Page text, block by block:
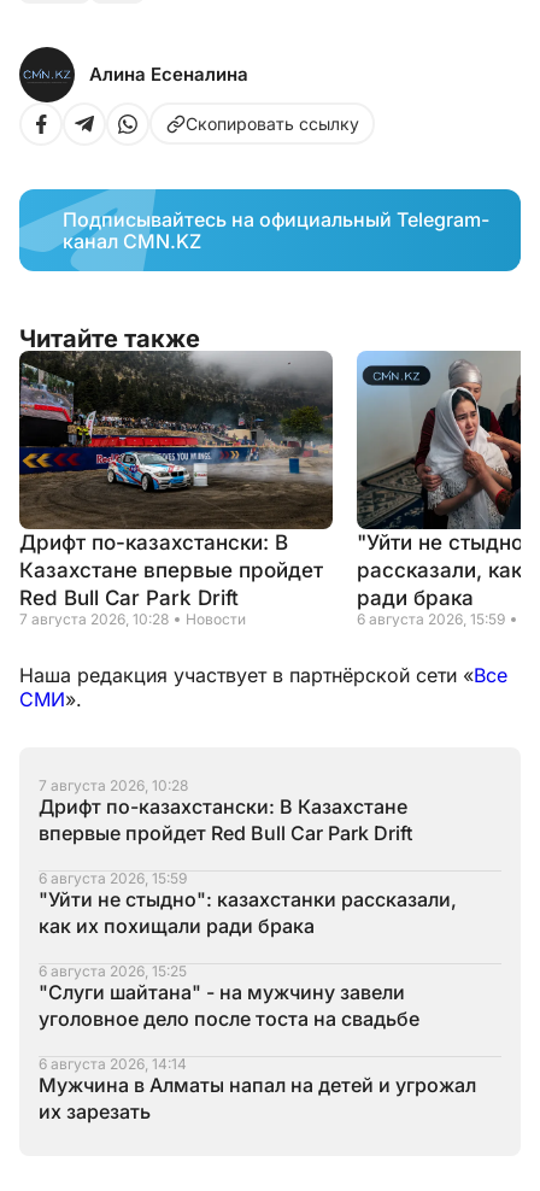
Алина Есеналина
Скопировать ссылку
Подписывайтесь на официальный Telegram-
канал CMN.KZ
Читайте также
Дрифт по-казахстански: В
Казахстане впервые пройдет
Red Bull Car Park Drift
7 августа 2026, 10:28 Новости
"Уйти не
рассказали, как
ради брака
6 августа 2026, 15:59
Наша редакция участвует в партнёрской сети «Все
СМИ».
7 августа 2026, 10:28
Дрифт по-казахстански: В Казахстане
впервые пройдет Red Bull Car Park Drift
6 августа 2026, 15:59
"Уйти не стыдно": казахстанки рассказали,
как их похищали ради брака
6 августа 2026, 15:25
"Слуги шайтана" - на мужчину завели
уголовное дело после тоста на свадьбе
6 августа 2026, 14:14
Мужчина в Алматы напал на детей и угрожал
их зарезать